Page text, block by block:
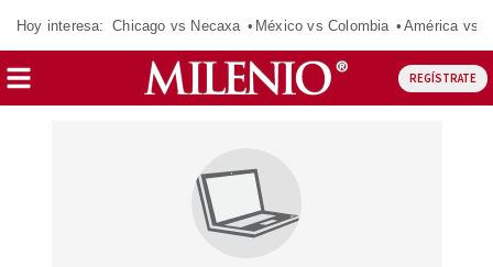
Hoy interesa: Chicago vs Necaxa México vs Colombia América vs
REGÍSTRATE